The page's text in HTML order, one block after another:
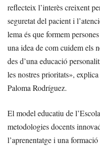
reflecteix l’interès creixent
seguretat del pacient i
lema és que formem
una idea de com cuidem els
des d’una educació
les nostres prioritats»,
Paloma Rodríguez.
El model educatiu de
metodologies docents
l’aprenentatge i una